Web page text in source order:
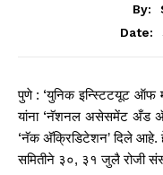
By:
Date:
पुणे : ‘युनिक इन्स्टिटयूट ऑफ
यांना ‘नॅशनल असेसमेंट अँड
‘नॅक अ‍ॅक्रिडिटेशन’ दिले आहे.
समितीने ३०, ३१ जुलै रोजी